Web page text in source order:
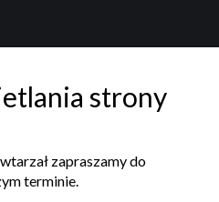
strony
zapraszamy do
terminie.